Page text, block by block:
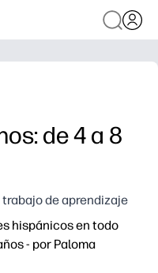
de 4 a 8
de aprendizaje
hispánicos en todo
- por Paloma